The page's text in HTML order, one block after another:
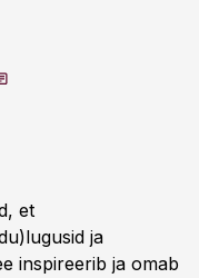
et
ja
inspireerib ja omab